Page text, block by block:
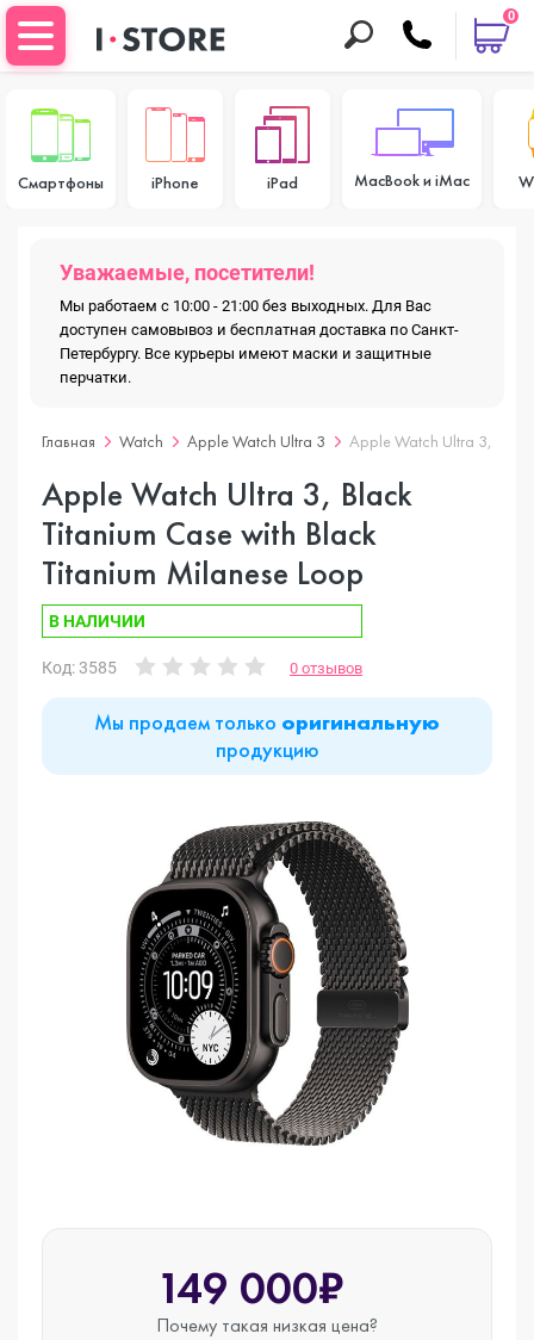
0
Смартфоны iPhone iPad MacBook и iMac
Уважаемые, посетители!
Мы работаем с 10:00 - 21:00 без выходных. Для Вас
доступен самовывоз и бесплатная доставка по Санкт-
Петербургу. Все курьеры имеют маски и защитные
перчатки.
Главная Watch Apple Watch Ultra 3 Apple Watch Ultra 3,
Apple Watch Ultra 3, Black
Titanium Case with Black
Titanium Milanese Loop
В НАЛИЧИИ
Код: 3585 0 отзывов
Мы продаем только оригинальную
продукцию
149 000₽
Почему такая низкая цена?